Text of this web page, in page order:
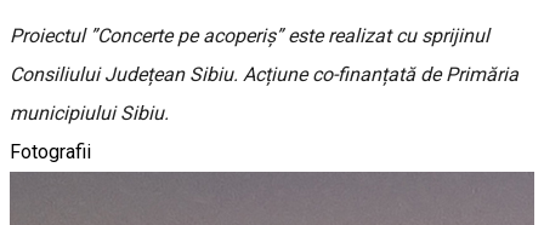
Proiectul ”Concerte pe acoperiș” este realizat cu sprijinul
Consiliului Județean Sibiu. Acțiune co-finanțată de Primăria
municipiului Sibiu.
Fotografii